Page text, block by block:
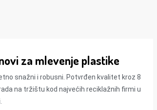
za mlevenje plastike
snažni i robusni. Potvrđen kvalitet kroz 8
na tržištu kod najvećih reciklažnih firmi u